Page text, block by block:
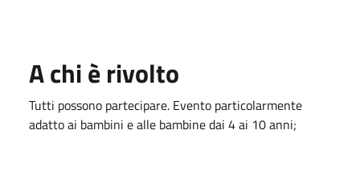
A chi è rivolto
Tutti possono partecipare. Evento particolarmente
adatto ai bambini e alle bambine dai 4 ai 10 anni;